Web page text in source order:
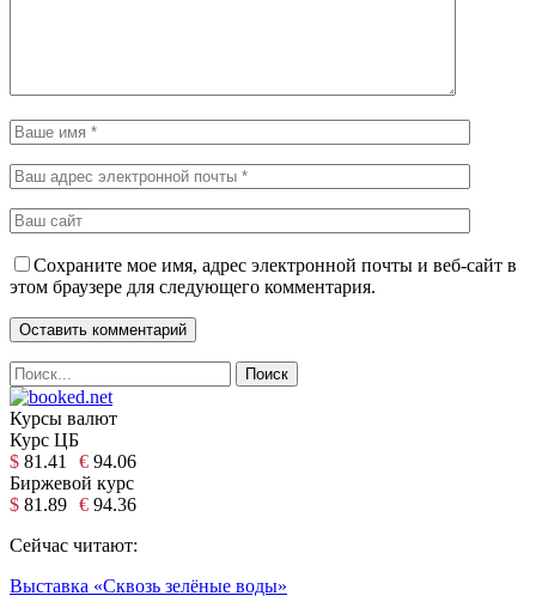
Сохраните мое имя, адрес электронной почты и веб-сайт в
этом браузере для следующего комментария.
Курсы валют
Курс ЦБ
$ 81.41 € 94.06
Биржевой курс
$ 81.89 € 94.36
Сейчас читают:
Выставка «Сквозь зелёные воды»